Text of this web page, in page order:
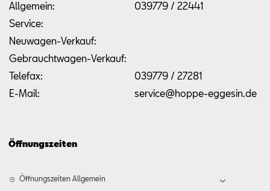
Allgemein:
039779 / 22441
Service:
Neuwagen-Verkauf:
Gebrauchtwagen-Verkauf:
Telefax:
039779 / 27281
E-Mail:
service@hoppe-eggesin.de
Öffnungszeiten
Öffnungszeiten Allgemein